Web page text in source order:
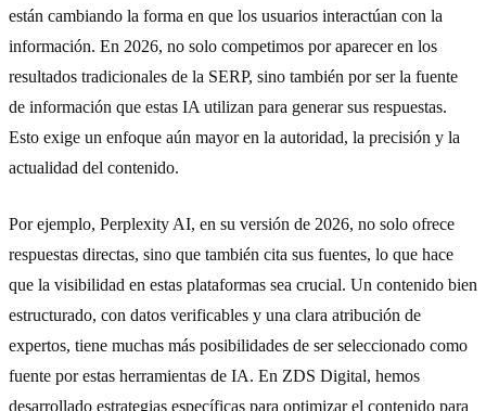
están cambiando la forma en que los usuarios interactúan con la
información. En 2026, no solo competimos por aparecer en los
resultados tradicionales de la SERP, sino también por ser la fuente
de información que estas IA utilizan para generar sus respuestas.
Esto exige un enfoque aún mayor en la autoridad, la precisión y la
actualidad del contenido.
Por ejemplo, Perplexity AI, en su versión de 2026, no solo ofrece
respuestas directas, sino que también cita sus fuentes, lo que hace
que la visibilidad en estas plataformas sea crucial. Un contenido bien
estructurado, con datos verificables y una clara atribución de
expertos, tiene muchas más posibilidades de ser seleccionado como
fuente por estas herramientas de IA. En ZDS Digital, hemos
desarrollado estrategias específicas para optimizar el contenido para